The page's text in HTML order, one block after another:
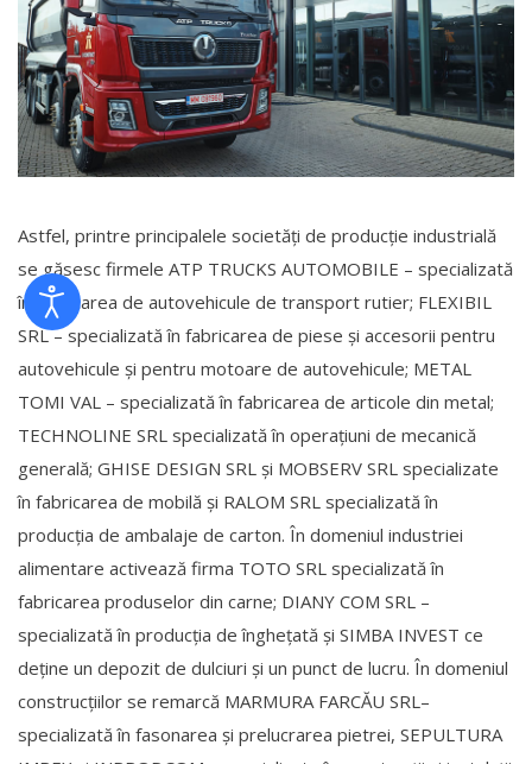
Astfel, printre principalele societăți de producție industrială
se găsesc firmele ATP TRUCKS AUTOMOBILE – specializată
în fabricarea de autovehicule de transport rutier; FLEXIBIL
SRL – specializată în fabricarea de piese şi accesorii pentru
autovehicule şi pentru motoare de autovehicule; METAL
TOMI VAL – specializată în fabricarea de articole din metal;
TECHNOLINE SRL specializată în operațiuni de mecanică
generală; GHISE DESIGN SRL și MOBSERV SRL specializate
în fabricarea de mobilă și RALOM SRL specializată în
producția de ambalaje de carton. În domeniul industriei
alimentare activează firma TOTO SRL specializată în
fabricarea produselor din carne; DIANY COM SRL –
specializată în producția de înghețată și SIMBA INVEST ce
deține un depozit de dulciuri și un punct de lucru. În domeniul
construcțiilor se remarcă MARMURA FARCĂU SRL–
specializată în fasonarea și prelucrarea pietrei, SEPULTURA